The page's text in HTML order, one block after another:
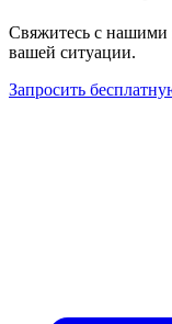
Свяжитесь с нашими
вашей ситуации.
Запросить